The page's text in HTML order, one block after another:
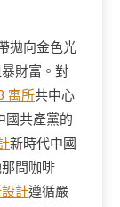
拋向金色光
財富。對
寓所共中心
國共產黨的
新時代中國
間咖啡
計遵循嚴